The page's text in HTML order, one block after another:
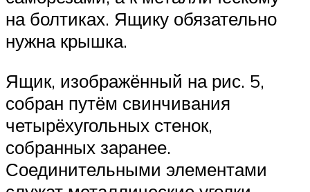
на болтиках. Ящику обязательно
нужна крышка.
Ящик, изображённый на рис. 5,
собран путём свинчивания
четырёхугольных стенок,
собранных заранее.
Соединительными элементами